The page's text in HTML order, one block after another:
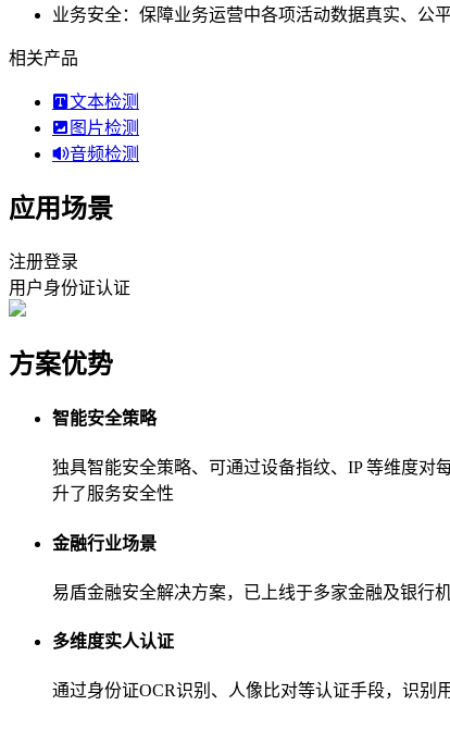
业务安全：保障业务运营中各项活动数据真实、公
相关产品
文本检测
图片检测
音频检测
应用场景
注册登录
用户身份证认证
方案优势
智能安全策略
独具智能安全策略、可通过设备指纹、IP 等维度对
升了服务安全性
金融行业场景
易盾金融安全解决方案，已上线于多家金融及银行
多维度实人认证
通过身份证OCR识别、人像比对等认证手段，识